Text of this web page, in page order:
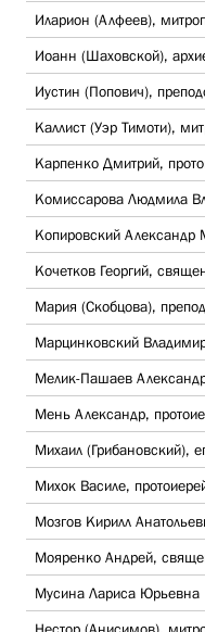
Иларион (Алфеев),
Иоанн (Шаховской),
Иустин (Попович),
Каллист (Уэр Тимоти),
Карпенко Дмитрий,
Комиссарова Людмила
Копировский Александр
Кочетков Георгий,
Мария (Скобцова),
Марцинковский
Мелик-Пашаев
Мень Александр,
Михаил (Грибановский),
Михок Василе,
Мозгов Кирилл
Мояренко Андрей,
Мусина Лариса Юрьевна